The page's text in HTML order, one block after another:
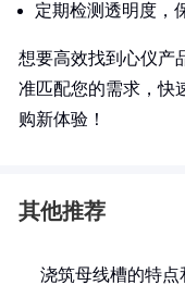
定期检测透明度，
想要高效找到心仪产
准匹配您的需求，快
购新体验！
其他推荐
浇筑母线槽的特点